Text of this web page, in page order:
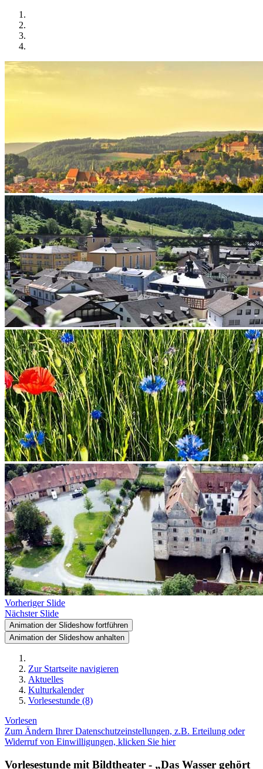
Vorheriger Slide
Nächster Slide
Animation der Slideshow fortführen
Animation der Slideshow anhalten
Zur Startseite navigieren
Aktuelles
Kulturkalender
Vorlesestunde (8)
Vorlesen
Zum Ändern Ihrer Datenschutzeinstellungen, z.B. Erteilung oder
Widerruf von Einwilligungen, klicken Sie hier
Vorlesestunde mit Bildtheater - „Das Wasser gehört